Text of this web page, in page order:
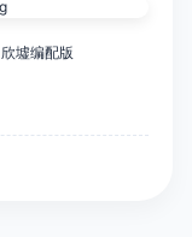
墟编配版